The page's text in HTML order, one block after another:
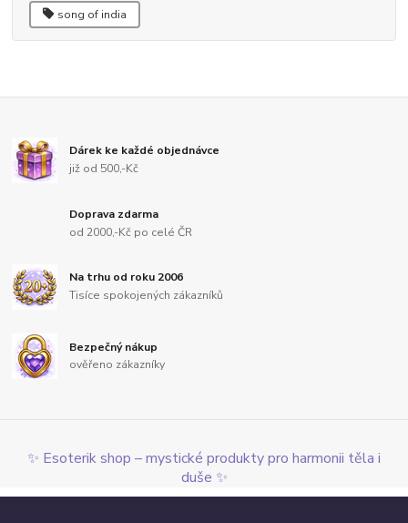
song of india
Dárek ke každé objednávce
již od 500,-Kč
Doprava zdarma
od 2000,-Kč po celé ČR
Na trhu od roku 2006
Tisíce spokojených zákazníků
Bezpečný nákup
ověřeno zákazníky
✨ Esoterik shop – mystické produkty pro harmonii těla i
duše ✨